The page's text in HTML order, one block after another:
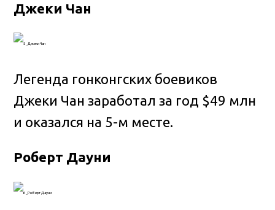
Джеки Чан
Легенда гонконгских боевиков
Джеки Чан заработал за год $49 млн
и оказался на 5-м месте.
Роберт Дауни